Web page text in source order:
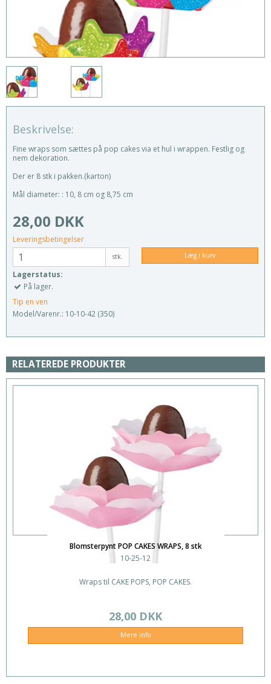
Beskrivelse:
Fine wraps som sættes på pop cakes via et hul i wrappen. Festlig og
nem dekoration.
Der er 8 stk i pakken.(karton)
Mål diameter: : 10, 8 cm og 8,75 cm
28,00 DKK
Leveringsbetingelser
stk. Læg i kurv
Lagerstatus:
På lager.
Tip en ven
Model/Varenr.: 10-10-42 (350)
RELATEREDE PRODUKTER
Blomsterpynt POP CAKES WRAPS, 8 stk
10-25-12
Wraps til CAKE POPS, POP CAKES.
28,00 DKK
Mere info